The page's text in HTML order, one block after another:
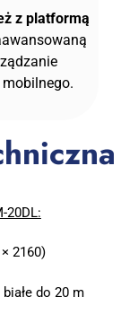
z platformą
20DL:
2160)
do 20 m